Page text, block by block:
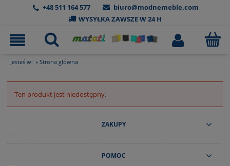
+48 511 164 577
biuro@modnemeble.com
WYSYŁKA ZAWSZE W 24 H
Jesteś w: » Strona główna
Ten produkt jest niedostępny.
ZAKUPY
POMOC